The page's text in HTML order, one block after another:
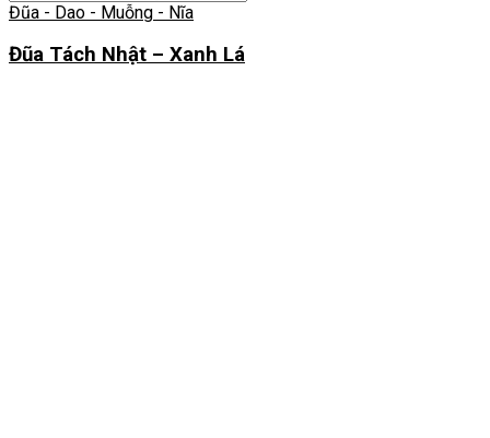
Đũa - Dao - Muỗng - Nĩa
Đũa Tách Nhật – Xanh Lá